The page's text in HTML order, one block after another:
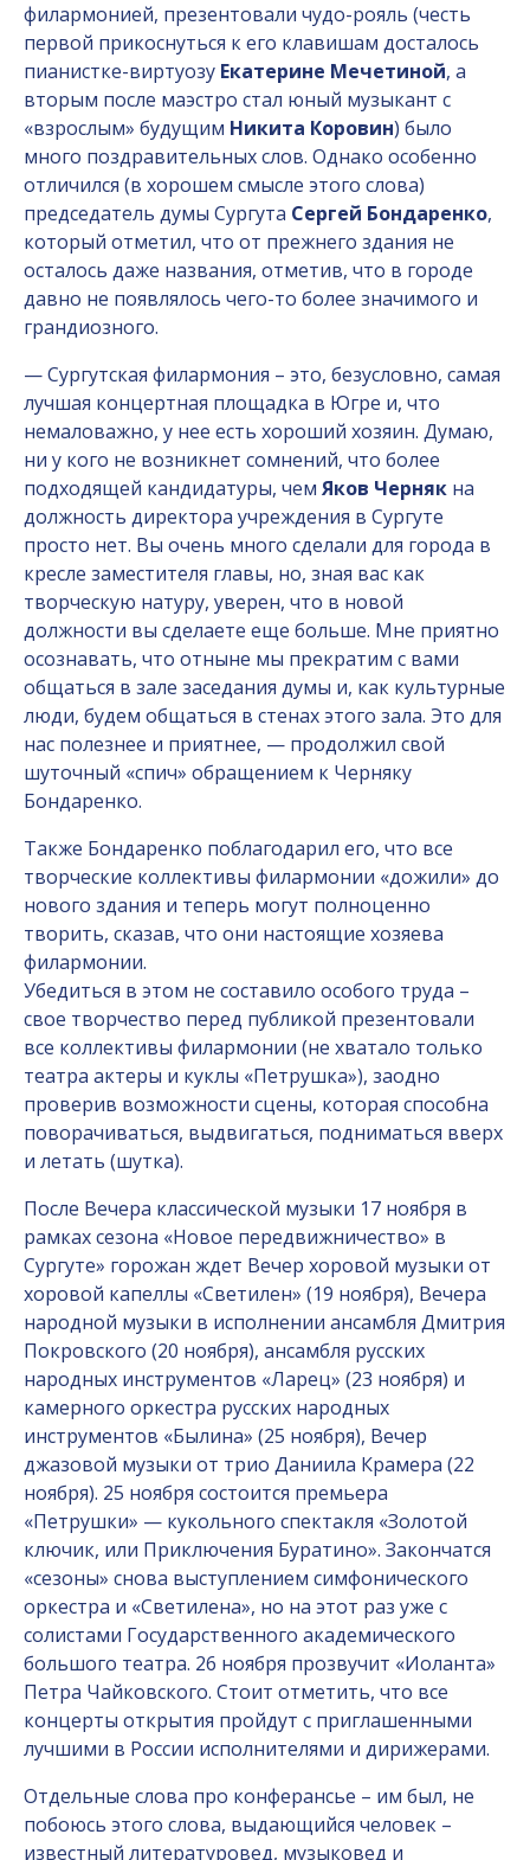
филармонией, презентовали чудо-рояль (честь
первой прикоснуться к его клавишам досталось
пианистке-виртуозу Екатерине Мечетиной, а
вторым после маэстро стал юный музыкант с
«взрослым» будущим Никита Коровин) было
много поздравительных слов. Однако особенно
отличился (в хорошем смысле этого слова)
председатель думы Сургута Сергей Бондаренко,
который отметил, что от прежнего здания не
осталось даже названия, отметив, что в городе
давно не появлялось чего-то более значимого и
грандиозного.
— Сургутская филармония – это, безусловно, самая
лучшая концертная площадка в Югре и, что
немаловажно, у нее есть хороший хозяин. Думаю,
ни у кого не возникнет сомнений, что более
подходящей кандидатуры, чем Яков Черняк на
должность директора учреждения в Сургуте
просто нет. Вы очень много сделали для города в
кресле заместителя главы, но, зная вас как
творческую натуру, уверен, что в новой
должности вы сделаете еще больше. Мне приятно
осознавать, что отныне мы прекратим с вами
общаться в зале заседания думы и, как культурные
люди, будем общаться в стенах этого зала. Это для
нас полезнее и приятнее, — продолжил свой
шуточный «спич» обращением к Черняку
Бондаренко.
Также Бондаренко поблагодарил его, что все
творческие коллективы филармонии «дожили» до
нового здания и теперь могут полноценно
творить, сказав, что они настоящие хозяева
филармонии.
Убедиться в этом не составило особого труда –
свое творчество перед публикой презентовали
все коллективы филармонии (не хватало только
театра актеры и куклы «Петрушка»), заодно
проверив возможности сцены, которая способна
поворачиваться, выдвигаться, подниматься вверх
и летать (шутка).
После Вечера классической музыки 17 ноября в
рамках сезона «Новое передвижничество» в
Сургуте» горожан ждет Вечер хоровой музыки от
хоровой капеллы «Светилен» (19 ноября), Вечера
народной музыки в исполнении ансамбля Дмитрия
Покровского (20 ноября), ансамбля русских
народных инструментов «Ларец» (23 ноября) и
камерного оркестра русских народных
инструментов «Былина» (25 ноября), Вечер
джазовой музыки от трио Даниила Крамера (22
ноября). 25 ноября состоится премьера
«Петрушки» — кукольного спектакля «Золотой
ключик, или Приключения Буратино». Закончатся
«сезоны» снова выступлением симфонического
оркестра и «Светилена», но на этот раз уже с
солистами Государственного академического
большого театра. 26 ноября прозвучит «Иоланта»
Петра Чайковского. Стоит отметить, что все
концерты открытия пройдут с приглашенными
лучшими в России исполнителями и дирижерами.
Отдельные слова про конферансье – им был, не
побоюсь этого слова, выдающийся человек –
известный литературовед, музыковед и